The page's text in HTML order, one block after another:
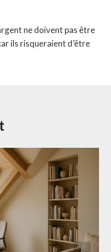
ne doivent pas être
ils risqueraient d’être